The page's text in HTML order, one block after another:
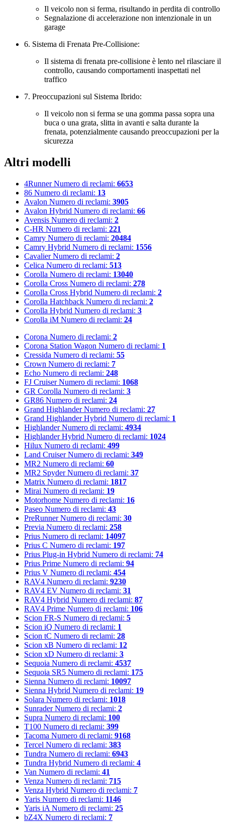
Il veicolo non si ferma, risultando in perdita di controllo
Segnalazione di accelerazione non intenzionale in un
garage
6. Sistema di Frenata Pre-Collisione:
Il sistema di frenata pre-collisione è lento nel rilasciare il
controllo, causando comportamenti inaspettati nel
traffico
7. Preoccupazioni sul Sistema Ibrido:
Il veicolo non si ferma se una gomma passa sopra una
buca o una grata, slitta in avanti e salta durante la
frenata, potenzialmente causando preoccupazioni per la
sicurezza
Altri modelli
4Runner Numero di reclami: 6653
86 Numero di reclami: 13
Avalon Numero di reclami: 3905
Avalon Hybrid Numero di reclami: 66
Avensis Numero di reclami: 2
C-HR Numero di reclami: 221
Camry Numero di reclami: 20484
Camry Hybrid Numero di reclami: 1556
Cavalier Numero di reclami: 2
Celica Numero di reclami: 513
Corolla Numero di reclami: 13040
Corolla Cross Numero di reclami: 278
Corolla Cross Hybrid Numero di reclami: 2
Corolla Hatchback Numero di reclami: 2
Corolla Hybrid Numero di reclami: 3
Corolla iM Numero di reclami: 24
Corona Numero di reclami: 2
Corona Station Wagon Numero di reclami: 1
Cressida Numero di reclami: 55
Crown Numero di reclami: 7
Echo Numero di reclami: 248
FJ Cruiser Numero di reclami: 1068
GR Corolla Numero di reclami: 3
GR86 Numero di reclami: 24
Grand Highlander Numero di reclami: 27
Grand Highlander Hybrid Numero di reclami: 1
Highlander Numero di reclami: 4934
Highlander Hybrid Numero di reclami: 1024
Hilux Numero di reclami: 499
Land Cruiser Numero di reclami: 349
MR2 Numero di reclami: 60
MR2 Spyder Numero di reclami: 37
Matrix Numero di reclami: 1817
Mirai Numero di reclami: 19
Motorhome Numero di reclami: 16
Paseo Numero di reclami: 43
PreRunner Numero di reclami: 30
Previa Numero di reclami: 258
Prius Numero di reclami: 14097
Prius C Numero di reclami: 197
Prius Plug-in Hybrid Numero di reclami: 74
Prius Prime Numero di reclami: 94
Prius V Numero di reclami: 454
RAV4 Numero di reclami: 9230
RAV4 EV Numero di reclami: 31
RAV4 Hybrid Numero di reclami: 87
RAV4 Prime Numero di reclami: 106
Scion FR-S Numero di reclami: 5
Scion iQ Numero di reclami: 1
Scion tC Numero di reclami: 28
Scion xB Numero di reclami: 12
Scion xD Numero di reclami: 3
Sequoia Numero di reclami: 4537
Sequoia SR5 Numero di reclami: 175
Sienna Numero di reclami: 10097
Sienna Hybrid Numero di reclami: 19
Solara Numero di reclami: 1018
Sunrader Numero di reclami: 2
Supra Numero di reclami: 100
T100 Numero di reclami: 399
Tacoma Numero di reclami: 9168
Tercel Numero di reclami: 383
Tundra Numero di reclami: 6943
Tundra Hybrid Numero di reclami: 4
Van Numero di reclami: 41
Venza Numero di reclami: 715
Venza Hybrid Numero di reclami: 7
Yaris Numero di reclami: 1146
Yaris iA Numero di reclami: 25
bZ4X Numero di reclami: 7